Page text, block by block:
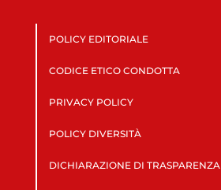
POLICY EDITORIALE
CODICE ETICO CONDOTTA
PRIVACY POLICY
POLICY DIVERSITÀ
DICHIARAZIONE DI TRASPARENZA